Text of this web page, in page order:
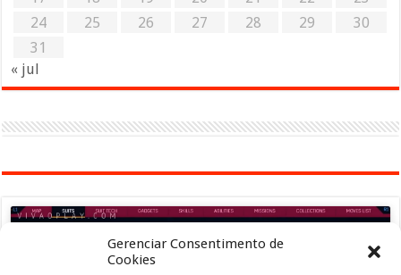
Gerenciar Consentimento de
Cookies
24
25 26 27 28 29
30
31
« jul